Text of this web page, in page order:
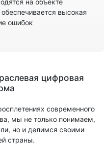
на объекте
высокая
ошибок
цифровая
современного
мы не только понимаем,
но и делимся своими
страны.